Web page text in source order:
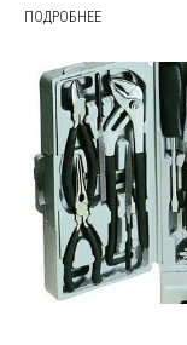
ПОДРОБНЕЕ